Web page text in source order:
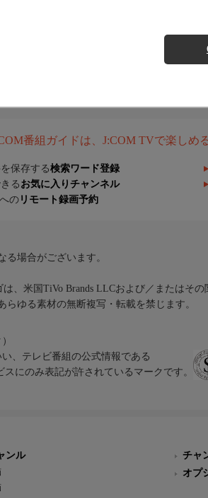
番組ガイドは、J:COM TVで楽しめ
保存する検索ワード登録
る お気に入りチャンネル
の リモート録画予約
場合がございます。
、米国TiVo Brands LLCおよび／またはそ
ゆる素材の無断複写・転載を禁じます。
、テレビ番組の公式情報である
スにのみ表記が許されているマークです。
ンル
チャ
オプ